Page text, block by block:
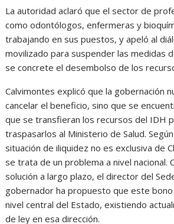
La autoridad aclaró que el sector de
como odontólogos, enfermeras y
trabajando en sus puestos, y apeló al
movilizado para suspender las medidas
se concrete el desembolso de los
Calvimontes explicó que la gobernación
cancelar el beneficio, sino que se
que se transfieran los recursos del IDH
traspasarlos al Ministerio de Salud.
situación de iliquidez no es exclusiva de
se trata de un problema a nivel nacional.
solución a largo plazo, el director del
gobernador ha propuesto que este
nivel central del Estado, existiendo
de ley en esa dirección.